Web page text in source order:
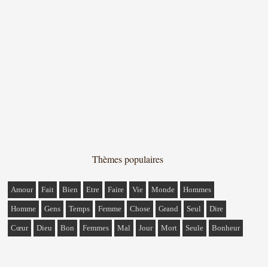
Thèmes populaires
Amour Fait Bien Etre Faire Vie Monde Hommes
Homme Gens Temps Femme Chose Grand Seul Dire
Cœur Dieu Bon Femmes Mal Jour Mort Seule Bonheur